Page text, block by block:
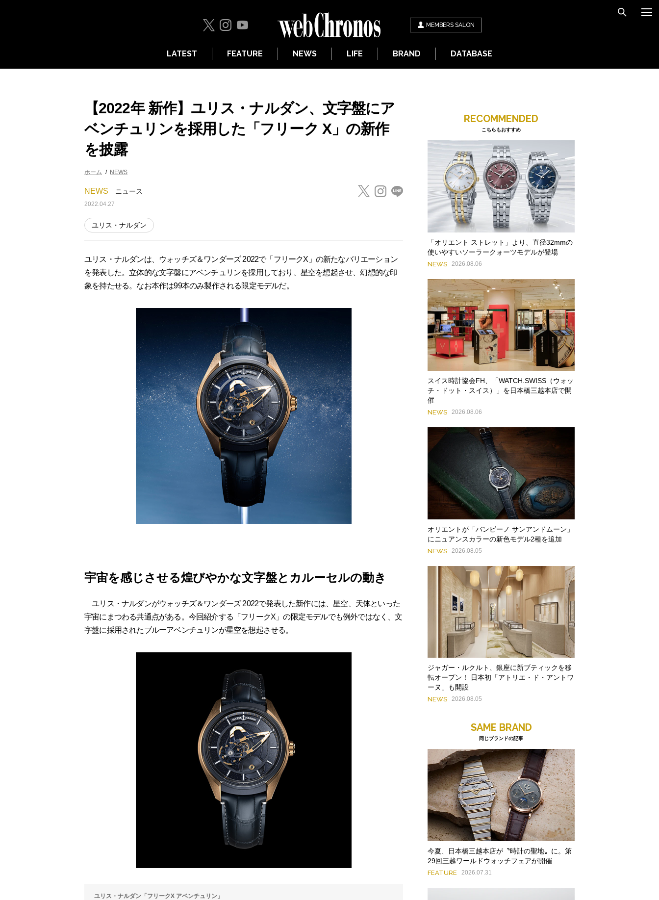
MEMBERS SALON
LATEST FEATURE NEWS LIFE BRAND DATABASE
【2022年 新作】ユリス・ナルダン、文字盤にア
ベンチュリンを採用した「フリーク X」の新作
を披露
ホーム NEWS
NEWS ニュース
2022.04.27
ユリス・ナルダン
ユリス・ナルダンは、ウォッチズ＆ワンダーズ 2022で「フリークX」の新たなバリエーション
を発表した。立体的な文字盤にアベンチュリンを採用しており、星空を想起させ、幻想的な印
象を持たせる。なお本作は99本のみ製作される限定モデルだ。
宇宙を感じさせる煌びやかな文字盤とカルーセルの動き
ユリス・ナルダンがウォッチズ＆ワンダーズ 2022で発表した新作には、星空、天体といった
宇宙にまつわる共通点がある。今回紹介する「フリークX」の限定モデルでも例外ではなく、文
字盤に採用されたブルーアベンチュリンが星空を想起させる。
ユリス・ナルダン「フリークX アベンチュリン」
RECOMMENDED
こちらもおすすめ
「オリエント ストレット」より、直径32mmの
使いやすいソーラークォーツモデルが登場
NEWS 2026.08.06
スイス時計協会FH、「WATCH.SWISS（ウォッ
チ・ドット・スイス）」を日本橋三越本店で開
催
NEWS 2026.08.06
オリエントが「バンビーノ サンアンドムーン」
にニュアンスカラーの新色モデル2種を追加
NEWS 2026.08.05
ジャガー・ルクルト、銀座に新ブティックを移
転オープン！ 日本初「アトリエ・ド・アントワ
ーヌ」も開設
NEWS 2026.08.05
SAME BRAND
同じブランドの記事
今夏、日本橋三越本店が〝時計の聖地〟に。第
29回三越ワールドウォッチフェアが開催
FEATURE 2026.07.31